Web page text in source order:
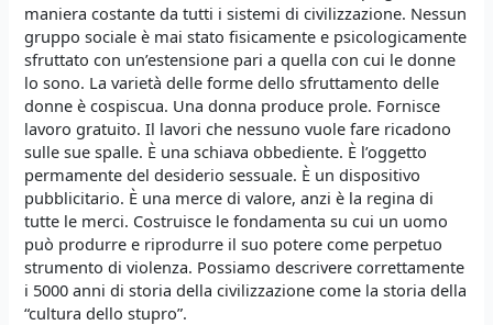
maniera costante da tutti i sistemi di civilizzazione. Nessun
gruppo sociale è mai stato fisicamente e psicologicamente
sfruttato con un’estensione pari a quella con cui le donne
lo sono. La varietà delle forme dello sfruttamento delle
donne è cospiscua. Una donna produce prole. Fornisce
lavoro gratuito. Il lavori che nessuno vuole fare ricadono
sulle sue spalle. È una schiava obbediente. È l’oggetto
permamente del desiderio sessuale. È un dispositivo
pubblicitario. È una merce di valore, anzi è la regina di
tutte le merci. Costruisce le fondamenta su cui un uomo
può produrre e riprodurre il suo potere come perpetuo
strumento di violenza. Possiamo descrivere correttamente
i 5000 anni di storia della civilizzazione come la storia della
“cultura dello stupro”.